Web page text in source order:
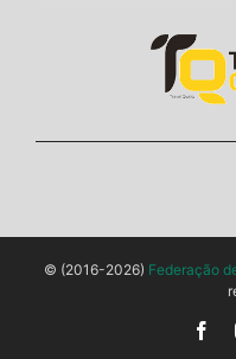
© (2016-2026) Federação